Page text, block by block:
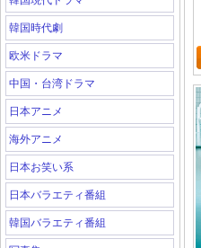
韓国時代劇
欧米ドラマ
中国・台湾ドラマ
日本アニメ
海外アニメ
日本お笑い系
日本バラエティ番組
韓国バラエティ番組